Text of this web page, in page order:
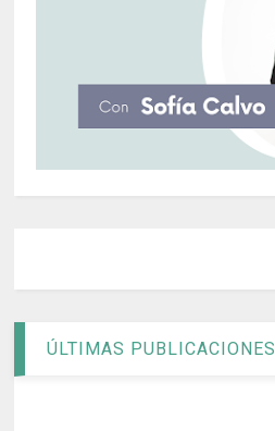
ÚLTIMAS PUBLICACIONES